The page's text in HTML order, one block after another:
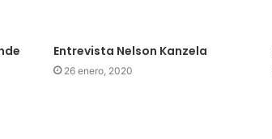
Entrevista Nelson Kanzela
26 enero, 2020